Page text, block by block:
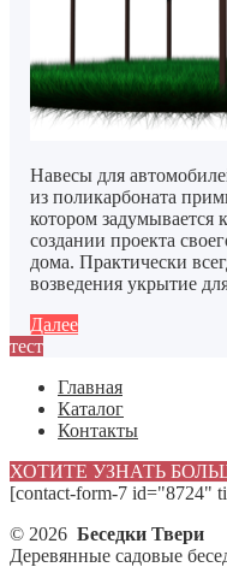
Навесы для
из поликарбоната
котором задумывается
создании проекта
дома. Практически
возведения укрытие
Далее
тест
Главная
Каталог
Контакты
ХОТИТЕ УЗНАТЬ
[contact-form-7 id="8724"
© 2026 Беседки Твери
Деревянные садовые